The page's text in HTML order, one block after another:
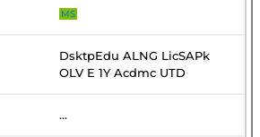
MS
DsktpEdu ALNG LicSAPk
OLV E 1Y Acdmc UTD
...